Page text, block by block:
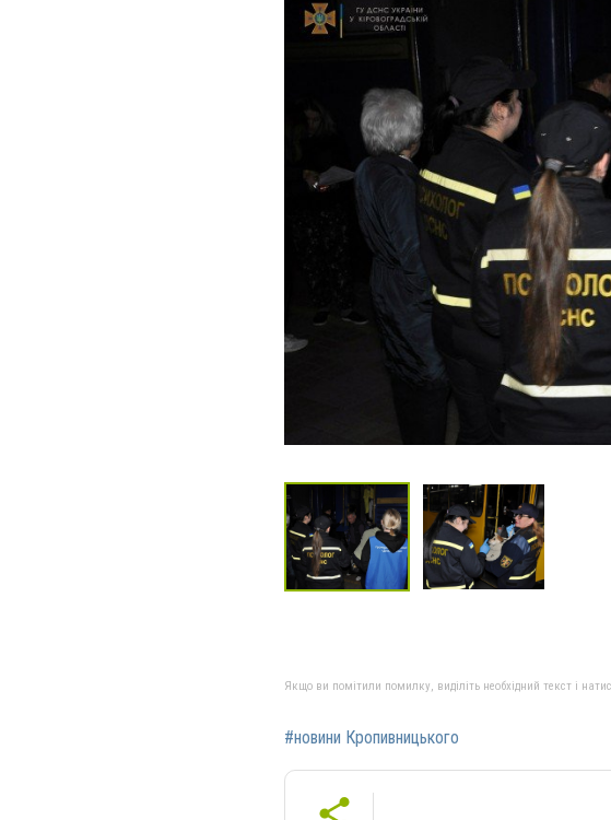
Якщо ви помітили помилку, виділіть необхідний текст і
#новини Кропивницького